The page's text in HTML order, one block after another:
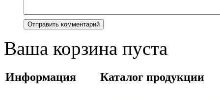
Ваша корзина пуста
Информация Каталог продукции